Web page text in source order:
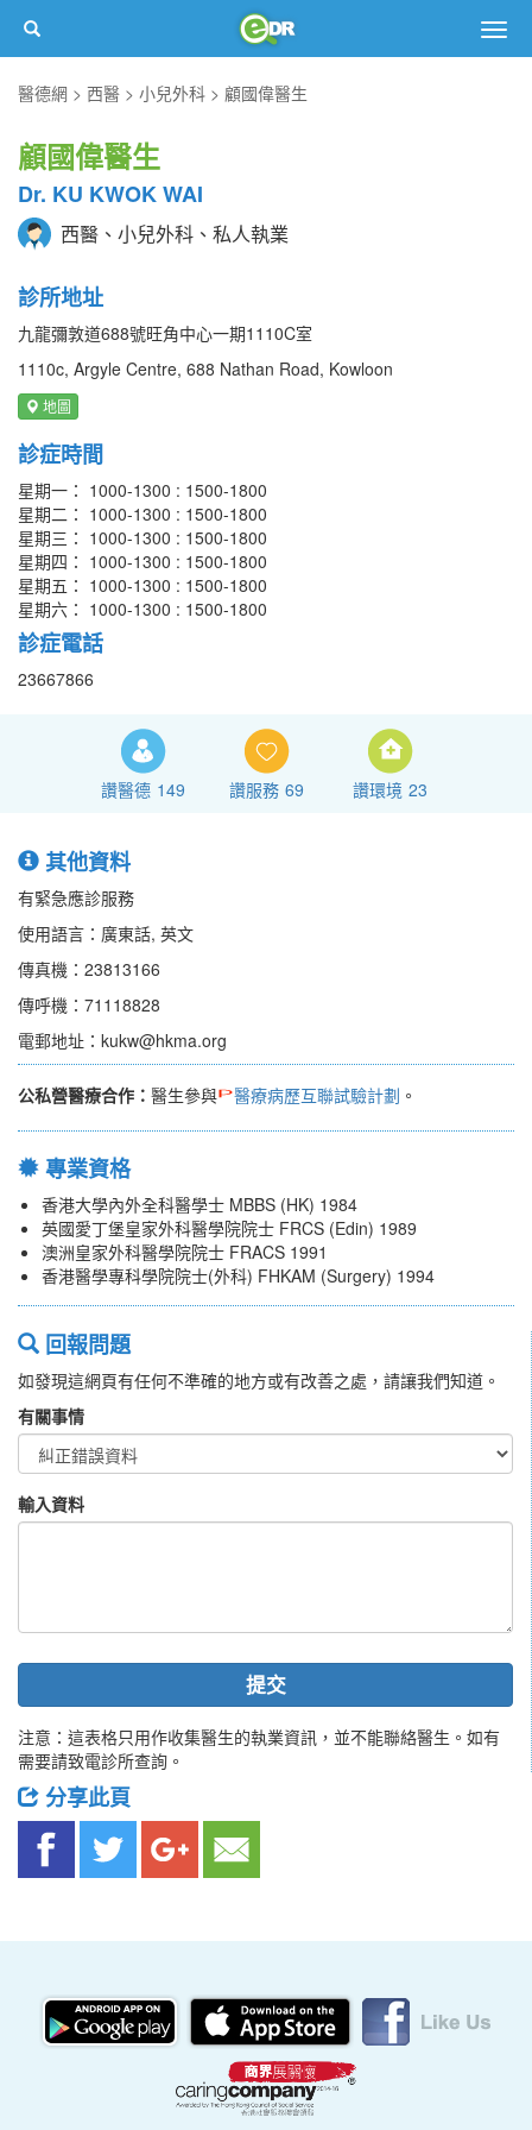
醫德網
西醫 小兒外科 顧國偉醫生
顧國偉醫生
Dr. KU KWOK WAI
西醫、小兒外科、私人執業
診所地址
九龍彌敦道688號旺角中心一期1110C室
1110c, Argyle Centre, 688 Nathan Road, Kowloon
地圖
診症時間
星期一： 1000-1300 : 1500-1800
星期二： 1000-1300 : 1500-1800
星期三： 1000-1300 : 1500-1800
星期四： 1000-1300 : 1500-1800
星期五： 1000-1300 : 1500-1800
星期六： 1000-1300 : 1500-1800
診症電話
23667866
讚醫德 149 讚服務 69 讚環境 23
其他資料
有緊急應診服務
使用語言：廣東話, 英文
傳真機：23813166
傳呼機：71118828
電郵地址：kukw@hkma.org
公私營醫療合作： 醫生參與 醫療病歷互聯試驗計劃 。
專業資格
香港大學內外全科醫學士 MBBS (HK) 1984
英國愛丁堡皇家外科醫學院院士 FRCS (Edin) 1989
澳洲皇家外科醫學院院士 FRACS 1991
香港醫學專科學院院士(外科) FHKAM (Surgery) 1994
回報問題
如發現這網頁有任何不準確的地方或有改善之處，請讓我們知道。
有關事情
輸入資料
提交
注意：這表格只用作收集醫生的執業資訊，並不能聯絡醫生。如有
需要請致電診所查詢。
分享此頁